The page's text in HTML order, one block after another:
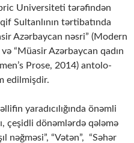
Universiteti tərəfindən
Sultanlının tərtibatında
Azərbaycan nəsri” (Modern
“Müasir Azərbaycan qadın
Prose, 2014) antolo­
edilmişdir.
yaradıcılığında önəmli
çeşidli dönəmlərdə qələmə
nəğməsi”, “Və­tən”, “Səhər